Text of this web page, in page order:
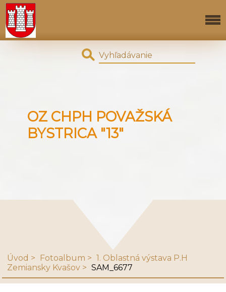
OZ CHPH POVAŽSKÁ
BYSTRICA "13"
Úvod Fotoalbum
1. Oblastná výstava P.H
Zemiansky Kvašov
SAM_6677